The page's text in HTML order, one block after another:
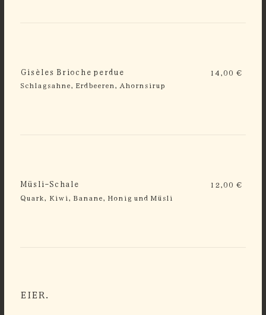
Gisèles Brioche perdue
Schlagsahne, Erdbeeren, Ahornsirup
14,00 €
Müsli-Schale
Quark, Kiwi, Banane, Honig und Müsli
12,00 €
EIER.